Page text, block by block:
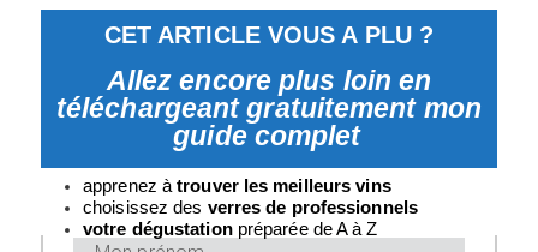
CET ARTICLE VOUS A PLU ?
Allez encore plus loin en
téléchargeant gratuitement mon
guide complet
apprenez à trouver les meilleurs vins
choisissez des verres de professionnels
votre dégustation préparée de A à Z